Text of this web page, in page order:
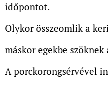
időpontot.
Olykor összeomlik a
máskor egekbe
A porckorongsérvével